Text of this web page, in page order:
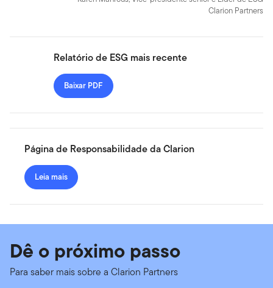
Clarion Partners
Relatório de ESG mais recente
Baixar PDF
Página de Responsabilidade da Clarion
Leia mais
Dê o próximo passo
Para saber mais sobre a Clarion Partners